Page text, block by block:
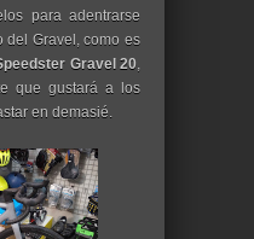
para adentrarse
del Gravel, como es
Gravel 20,
que gustará a los
en demasié.